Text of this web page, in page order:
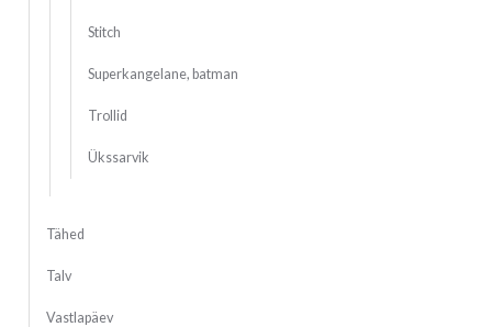
Stitch
Superkangelane, batman
Trollid
Ükssarvik
Tähed
Talv
Vastlapäev